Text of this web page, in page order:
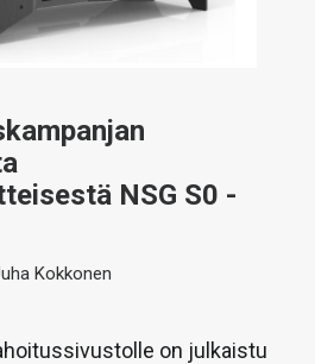
NSG S0 -
Kokkonen
on julkaistu